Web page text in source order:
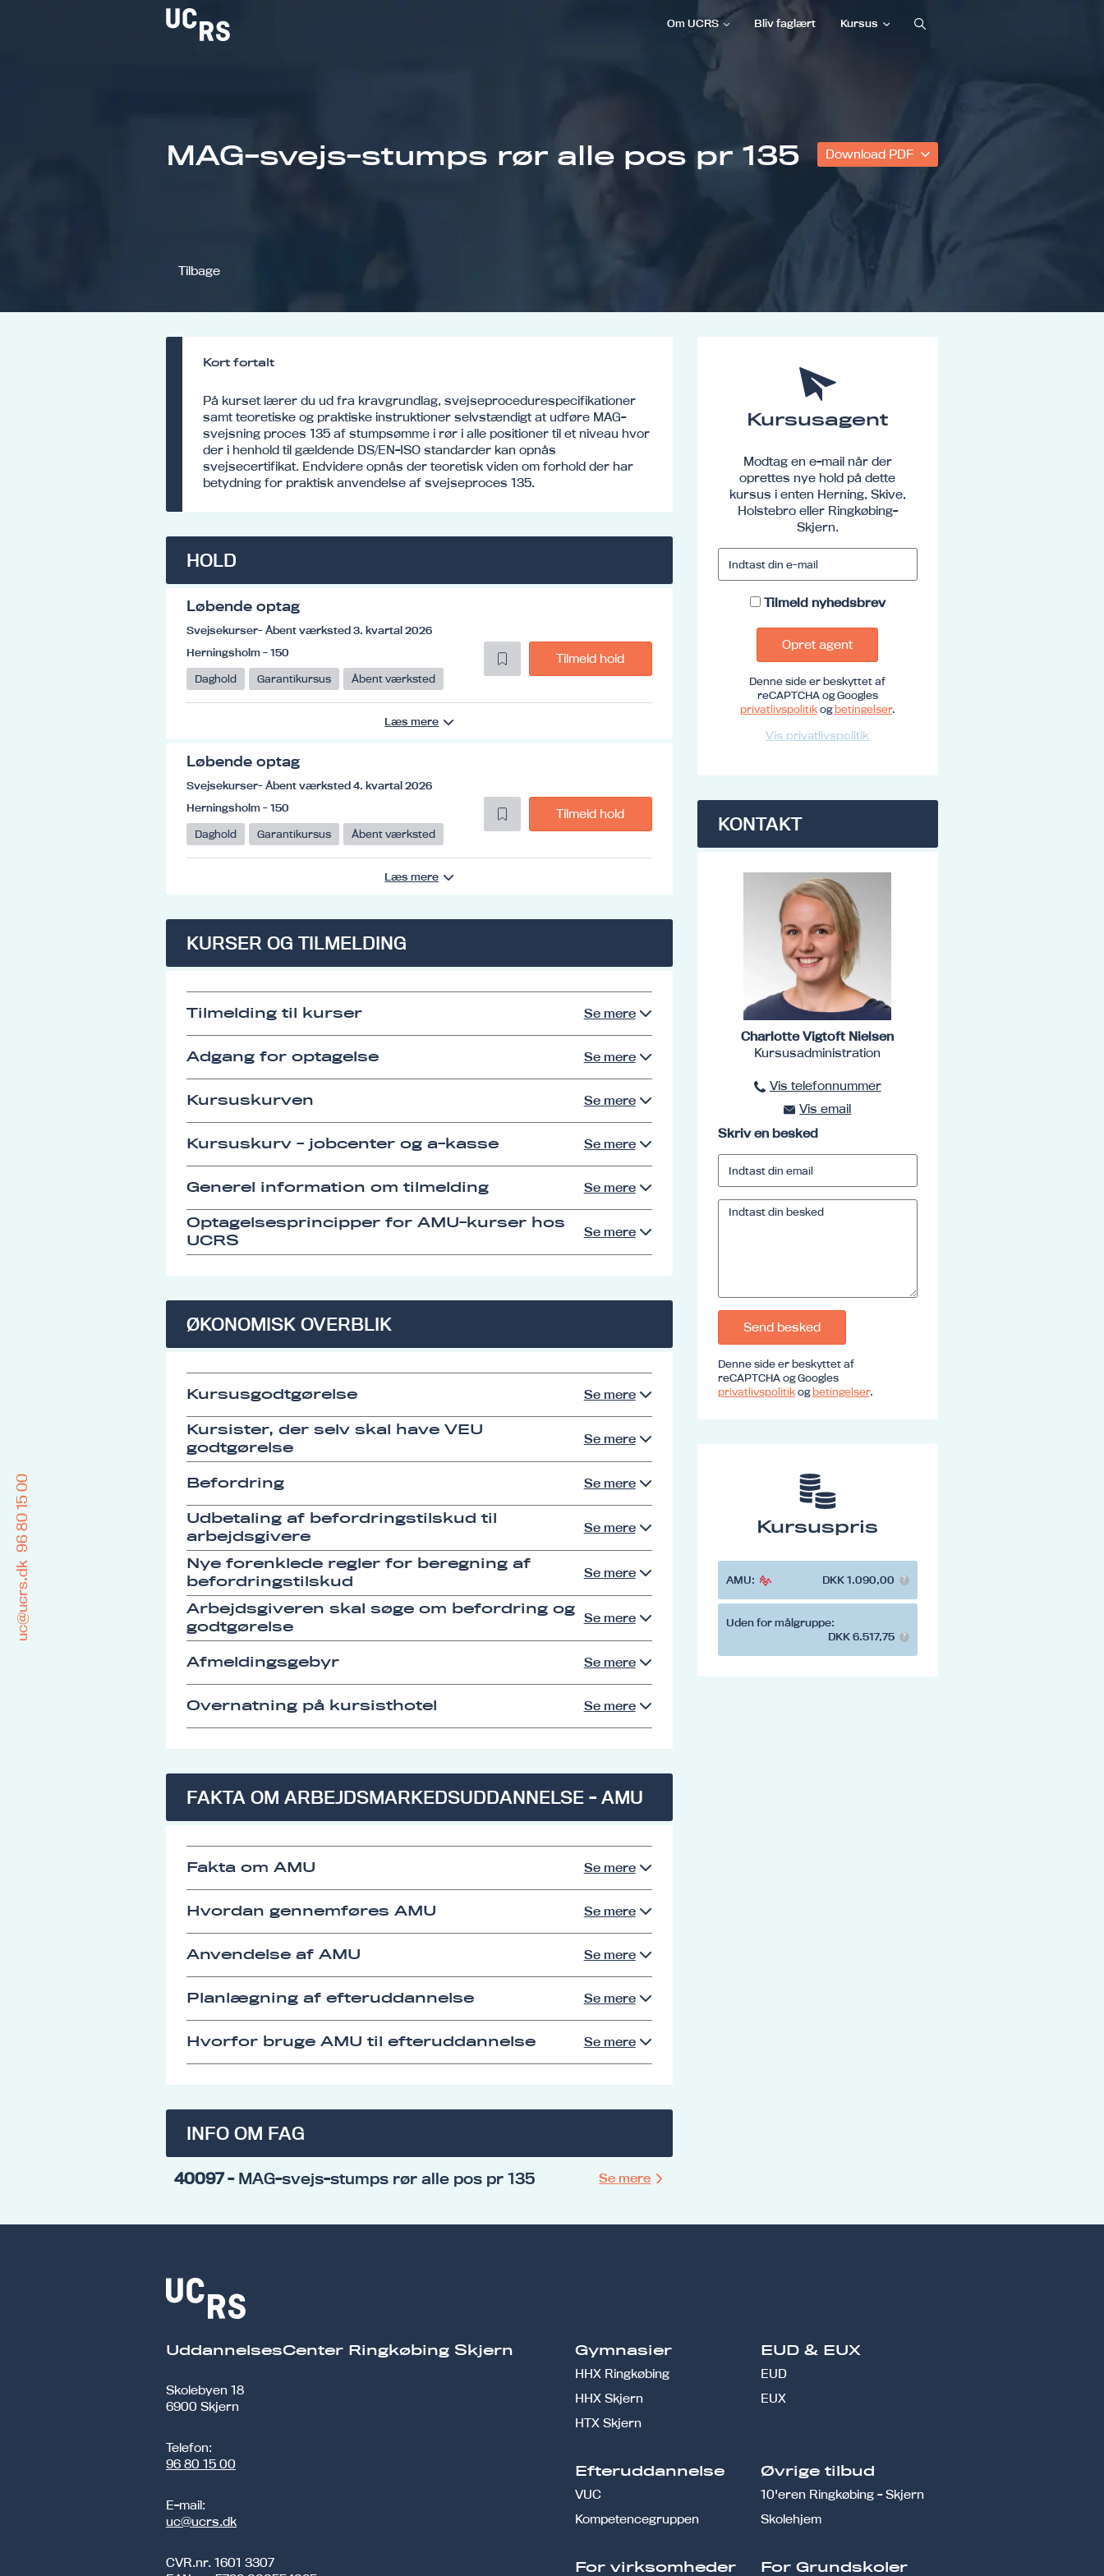
Om UCRS Bliv faglært Kursus
MAG-svejs-stumps rør alle pos pr 135 Download PDF
Tilbage
Kort fortalt
På kurset lærer du ud fra kravgrundlag, svejseprocedurespecifikationer
samt teoretiske og praktiske instruktioner selvstændigt at udføre MAG-
svejsning proces 135 af stumpsømme i rør i alle positioner til et niveau hvor
der i henhold til gældende DS/EN-ISO standarder kan opnås
svejsecertifikat. Endvidere opnås der teoretisk viden om forhold der har
betydning for praktisk anvendelse af svejseproces 135.
HOLD
Løbende optag
Svejsekurser- Åbent værksted 3. kvartal 2026
Herningsholm - 150
Daghold
Garantikursus Åbent værksted
Tilmeld hold
Læs mere
Løbende optag
Svejsekurser- Åbent værksted 4. kvartal 2026
Herningsholm - 150
Daghold
Garantikursus Åbent værksted
Tilmeld hold
Læs mere
KURSER OG TILMELDING
Tilmelding til kurser Se mere
Adgang for optagelse Se mere
Kursuskurven Se mere
Kursuskurv - jobcenter og a-kasse Se mere
Generel information om tilmelding Se mere
Optagelsesprincipper for AMU-kurser hos
UCRS
Se mere
ØKONOMISK OVERBLIK
Kursusgodtgørelse Se mere
Kursister, der selv skal have VEU
godtgørelse
Se mere
Befordring Se mere
Udbetaling af befordringstilskud til
arbejdsgivere
Se mere
Nye forenklede regler for beregning af
befordringstilskud
Se mere
Arbejdsgiveren skal søge om befordring og
godtgørelse
Se mere
Afmeldingsgebyr Se mere
Overnatning på kursisthotel Se mere
FAKTA OM ARBEJDSMARKEDSUDDANNELSE - AMU
Fakta om AMU Se mere
Hvordan gennemføres AMU Se mere
Anvendelse af AMU Se mere
Planlægning af efteruddannelse Se mere
Hvorfor bruge AMU til efteruddannelse Se mere
INFO OM FAG
40097- MAG-svejs-stumps rør alle pos pr 135 Se mere
Kursusagent
Modtag en e-mail når der
oprettes nye hold på dette
kursus i enten Herning, Skive,
Holstebro eller Ringkøbing-
Skjern.
Tilmeld nyhedsbrev
Opret agent
Denne side er beskyttet af
reCAPTCHA og Googles
privatlivspolitikogbetingelser.
Vis privatlivspolitik
KONTAKT
Charlotte Vigtoft Nielsen
Kursusadministration
Vis telefonnummer
96801516
Vis emailkursus@ucrs.dk
Skriv en besked
Send besked
Denne side er beskyttet af
reCAPTCHA og Googles
privatlivspolitikogbetingelser.
Kursuspris
AMU: DKK 1.090,00
Uden for målgruppe:
DKK 6.517,75
UddannelsesCenter Ringkøbing Skjern
Skolebyen 18
6900 Skjern
Telefon:
96 80 15 00
E-mail:
uc@ucrs.dk
CVR.nr. 1601 3307
Gymnasier
HHX Ringkøbing
HHX Skjern
HTX Skjern
EUD & EUX
EUD
EUX
Efteruddannelse
VUC
Kompetencegruppen
Øvrige tilbud
10'eren Ringkøbing - Skjern
Skolehjem
For virksomheder
For Grundskoler
uc@ucrs.dk
96 80 15 00